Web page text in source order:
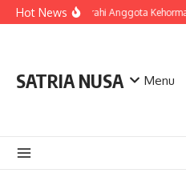
Skip to content
Hot NewsLDianugerahi Anggota
SATRIA NUSA Menu